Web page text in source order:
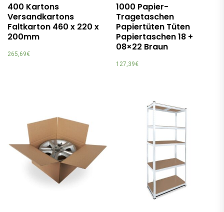
400 Kartons
Versandkartons
Faltkarton 460 x 220 x
200mm
265,69€
1000 Papier-
Tragetaschen
Papiertüten Tüten
Papiertaschen 18 +
08×22 Braun
127,39€